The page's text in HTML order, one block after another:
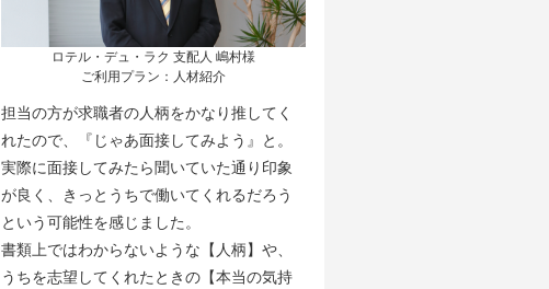
ロテル・デュ・ラク 支配人 嶋村様
ご利用プラン：人材紹介
担当の方が求職者の人柄をかなり推してく
れたので、『じゃあ面接してみよう』と。
実際に面接してみたら聞いていた通り印象
が良く、きっとうちで働いてくれるだろう
という可能性を感じました。
書類上ではわからないような【人柄】や、
うちを志望してくれたときの【本当の気持